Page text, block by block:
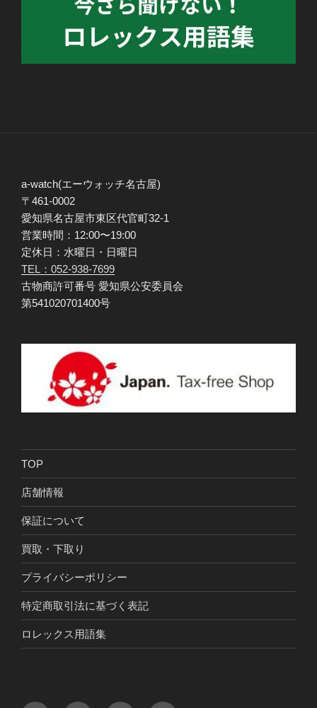
a-watch(エーウォッチ名古屋)
〒461-0002
愛知県名古屋市東区代官町32-1
営業時間：12:00〜19:00
定休日：水曜日・日曜日
TEL：052-938-7699
古物商許可番号 愛知県公安委員会
第541020701400号
TOP
店舗情報
保証について
買取・下取り
プライバシーポリシー
特定商取引法に基づく表記
ロレックス用語集